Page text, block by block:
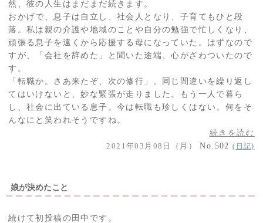
然、彼の人生はまだまだ続きます。
おかげで、息子は自立し、社会人となり、子育てもひと段
落。私は親の介護や地域のことや自分の勉強で忙しくなり、
頑張る息子を遠くから応援する母になっていた。はずなので
すが、「会社を辞めた」と聞いた途端、心がざわついたので
す。
「転職か。さあ来たぞ、次の修行」。同じ間違いを繰り返し
てはいけないと、妙な緊張が走りました。もう一人で暮ら
し、社会に出ている息子。今は転職も珍しくはない。何をそ
んなにと笑われそうですね。
続きを読む
2021年03月08日（月）
No.502(日記)
娘が決めたこと
続けて初投稿の田中です。